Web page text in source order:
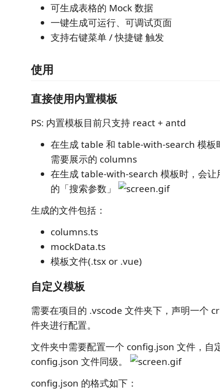
可生成表格的 Mock 数据
一键生成可运行、可调试页面
支持右键菜单 / 快捷键 触发
使用
直接使用内置模板
PS: 内置模板目前只支持 react + antd
在生成 table 和 table-with-search 模板
需要展示的 columns
在生成 table-with-search 模板时，会让
的「搜索参数」
生成的文件包括：
columns.ts
mockData.ts
模板文件(.tsx or .vue)
自定义模板
需要在项目的 .vscode 文件夹下，声明一个
件夹进行配置。
文件夹中需要配置一个 config.json 文件，自
config.json 文件同级。
config.json 的格式如下：